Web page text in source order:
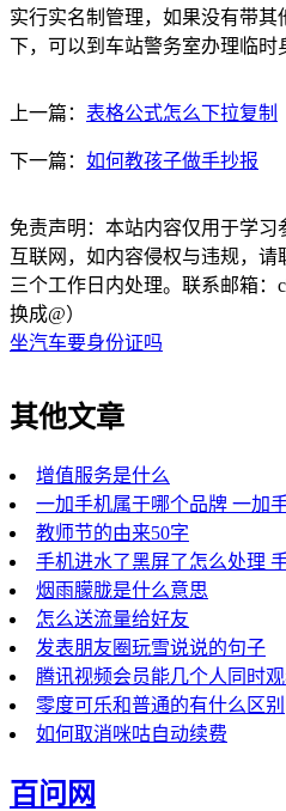
实行实名制管理，如果没有带
下，可以到车站警务室办理临时
上一篇： 表格公式怎么下拉复制
下一篇： 如何教孩子做手抄报
免责声明：本站内容仅用于学
互联网，如内容侵权与违规，
三个工作日内处理。联系邮箱：
换成@）
坐汽车要身份证吗
其他文章
增值服务是什么
一加手机属于哪个品牌 一加
教师节的由来50字
手机进水了黑屏了怎么处理
烟雨朦胧是什么意思
怎么送流量给好友
发表朋友圈玩雪说说的句子
腾讯视频会员能几个人同时
零度可乐和普通的有什么区别
如何取消咪咕自动续费
百问网